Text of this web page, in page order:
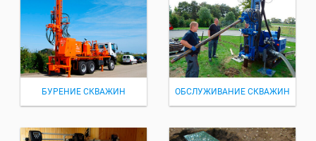
БУРЕНИЕ СКВАЖИН ОБСЛУЖИВАНИЕ СКВАЖИН